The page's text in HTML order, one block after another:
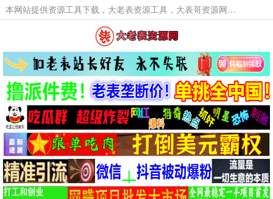
本网站提供资源工具下载，大老表资源工具，大表哥资源网软件工具，大老表资源下载，活动线报福利资源分享,活动线报，大型网游经典游戏，网络热门技术游戏辅助交流与分享。